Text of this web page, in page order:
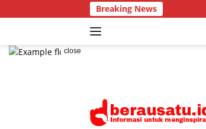
to
Breaking News
close